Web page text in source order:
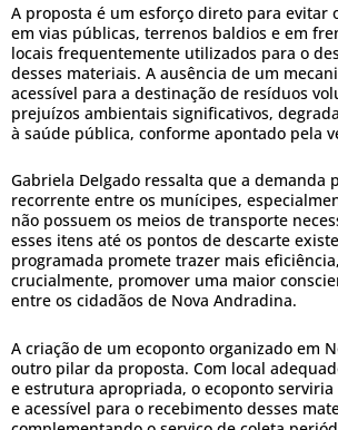
A proposta é um esforço direto para evitar
em vias públicas, terrenos baldios e em
locais frequentemente utilizados para o
desses materiais. A ausência de um
acessível para a destinação de resíduos
prejuízos ambientais significativos,
à saúde pública, conforme apontado pela
Gabriela Delgado ressalta que a demanda
recorrente entre os munícipes,
não possuem os meios de transporte
esses itens até os pontos de descarte
programada promete trazer mais
crucialmente, promover uma maior
entre os cidadãos de Nova Andradina.
A criação de um ecoponto organizado em
outro pilar da proposta. Com local
e estrutura apropriada, o ecoponto
e acessível para o recebimento desses